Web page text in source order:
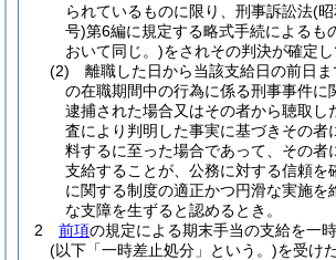
られているものに限り、刑事訴訟法(
号)第6編に規定する略式手続によるも
おいて同じ。)をされその判決が確定
(2)
離職した日から当該支給日の前日
の在職期間中の行為に係る刑事事件に
逮捕された場合又はその者から聴取し
査により判明した事実に基づきその者
料するに至った場合であって、その者
支給することが、公務に対する信頼を
に関する制度の適正かつ円滑な実施を
な支障を生ずると認めるとき。
2
前項の規定による期末手当の支給を一
(以下「一時差止処分」という。)を受け